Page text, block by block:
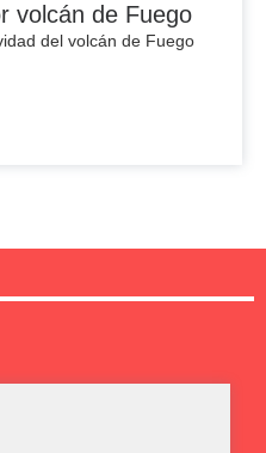
volcán de Fuego
del volcán de Fuego